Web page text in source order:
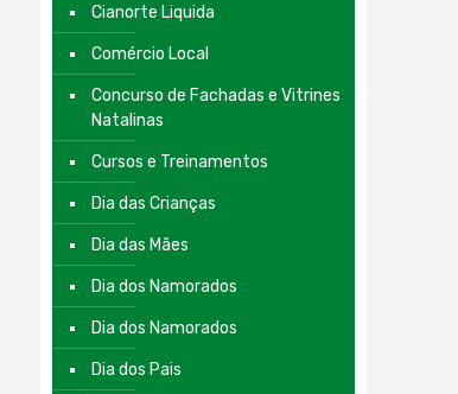
Cianorte Liquida
Comércio Local
Concurso de Fachadas e Vitrines
Natalinas
Cursos e Treinamentos
Dia das Crianças
Dia das Mães
Dia dos Namorados
Dia dos Namorados
Dia dos Pais